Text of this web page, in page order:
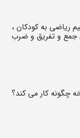
ریاضی به کودکان ،
جمع و تفریق و ضرب
چگونه کار می کند؟